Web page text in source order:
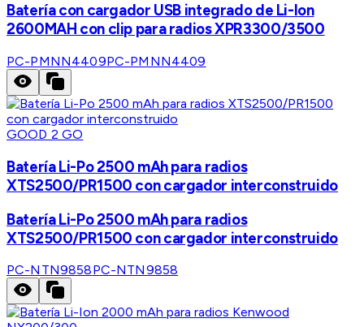
Batería con cargador USB integrado de Li-Ion
2600MAH con clip para radios XPR3300/3500
PC-PMNN4409PC-PMNN4409
GOOD 2 GO
Batería Li-Po 2500 mAh para radios
XTS2500/PR1500 con cargador interconstruido
Batería Li-Po 2500 mAh para radios
XTS2500/PR1500 con cargador interconstruido
PC-NTN9858PC-NTN9858